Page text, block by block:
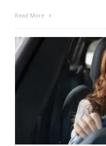
Read More